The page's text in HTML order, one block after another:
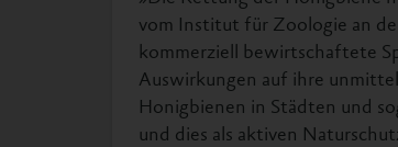
vom Institut für Zoologie an
kommerziell bewirtschaftete
Auswirkungen auf ihre
Honigbienen in Städten und
und dies als aktiven